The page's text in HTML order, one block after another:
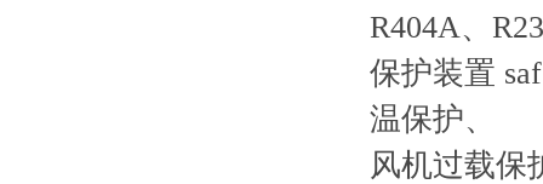
R404A、
保护装置
温保护、
风机过载保